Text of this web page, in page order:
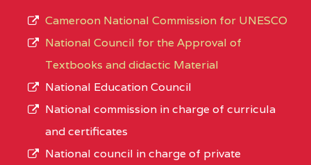
Cameroon National Commission for UNESCO
National Council for the Approval of
Textbooks and didactic Material
National Education Council
National commission in charge of curricula
and certificates
National council in charge of private